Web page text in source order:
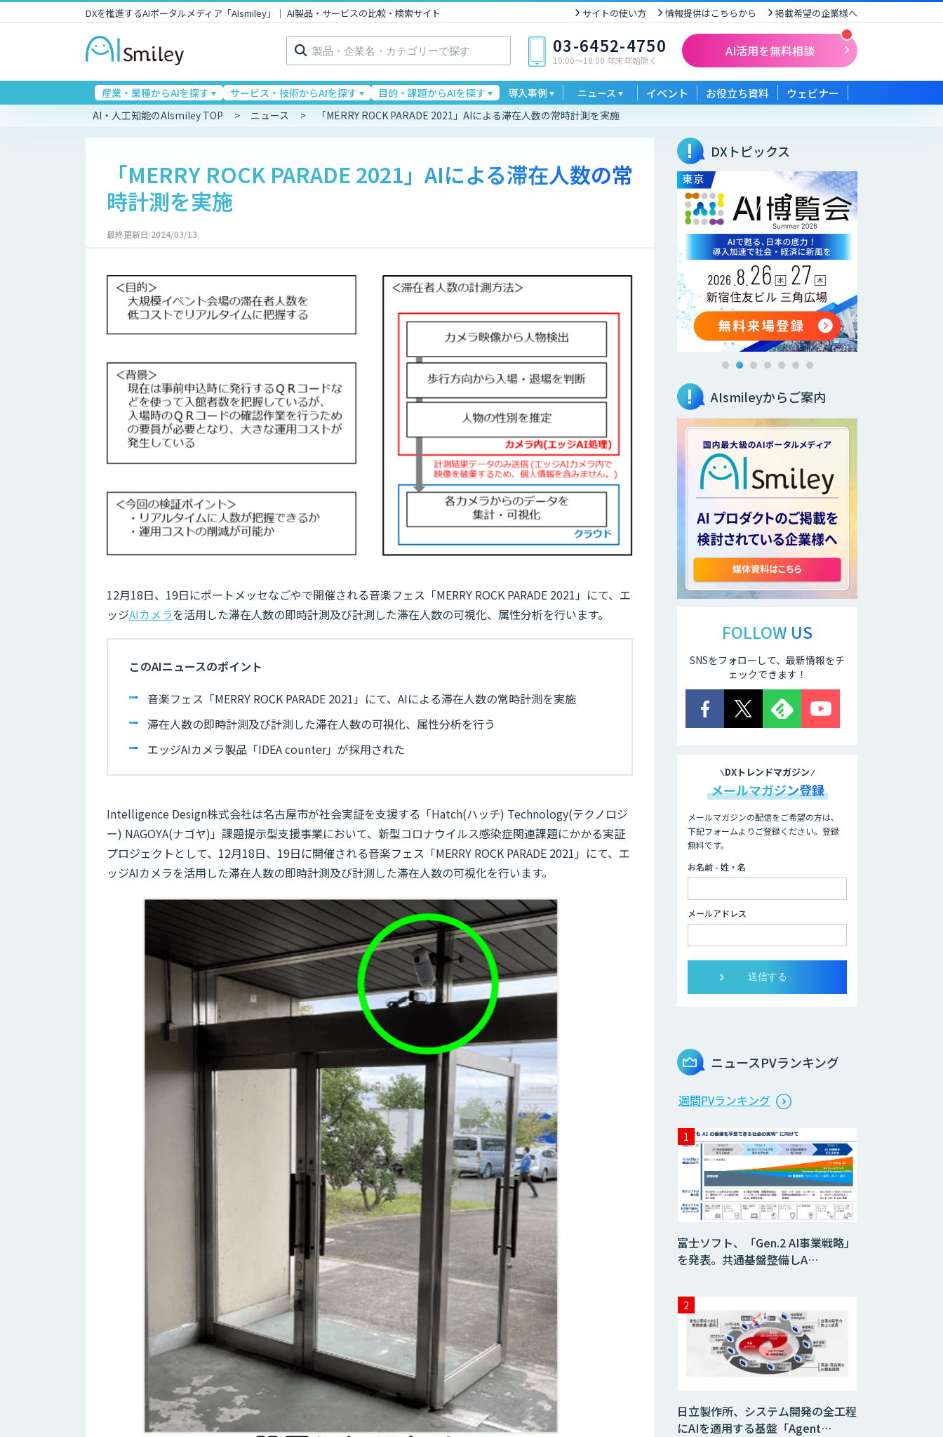
DXを推進するAIポータルメディア「AIsmiley」｜ AI製品・サービスの比較・検索サイト サイトの使い方 情報提供はこちらから 掲載希望の企業様へ
検
索: 03-6452-4750
10:00〜18:00 年末年始除く
AI活用を無料相談
産業・業種からAIを探す サービス・技術からAIを探す 目的・課題からAIを探す 導入事例 ニュース イベント お役立ち資料 ウェビナー
AI・人工知能のAIsmiley TOP ニュース 「MERRY ROCK PARADE 2021」AIによる滞在人数の常時計測を実施
「MERRY ROCK PARADE 2021」AIによる滞在人数の常
時計測を実施
最終更新日:2024/03/13
12月18日、19日にポートメッセなごやで開催される音楽フェス「MERRY ROCK PARADE 2021」にて、エ
ッジAIカメラを活用した滞在人数の即時計測及び計測した滞在人数の可視化、属性分析を行います。
このAIニュースのポイント
音楽フェス「MERRY ROCK PARADE 2021」にて、AIによる滞在人数の常時計測を実施
滞在人数の即時計測及び計測した滞在人数の可視化、属性分析を行う
エッジAIカメラ製品「IDEA counter」が採用された
Intelligence Design株式会社は名古屋市が社会実証を支援する「Hatch(ハッチ) Technology(テクノロジ
ー) NAGOYA(ナゴヤ)」課題提示型支援事業において、新型コロナウイルス感染症関連課題にかかる実証
プロジェクトとして、12月18日、19日に開催される音楽フェス「MERRY ROCK PARADE 2021」にて、エ
ッジAIカメラを活用した滞在人数の即時計測及び計測した滞在人数の可視化を行います。
DXトピックス
AIsmileyからご案内
FOLLOW US
SNSをフォローして、最新情報をチ
ェックできます！
DXトレンドマガジン
メールマガジン登録
メールマガジンの配信をご希望の方は、
下記フォームよりご登録ください。登録
無料です。
お名前 - 姓・名
メールアドレス
ニュースPVランキング
週間PVランキング
富士ソフト、「Gen.2 AI事業戦略」
を発表。共通基盤整備しA…
日立製作所、システム開発の全工程
にAIを適用する基盤「Agent…